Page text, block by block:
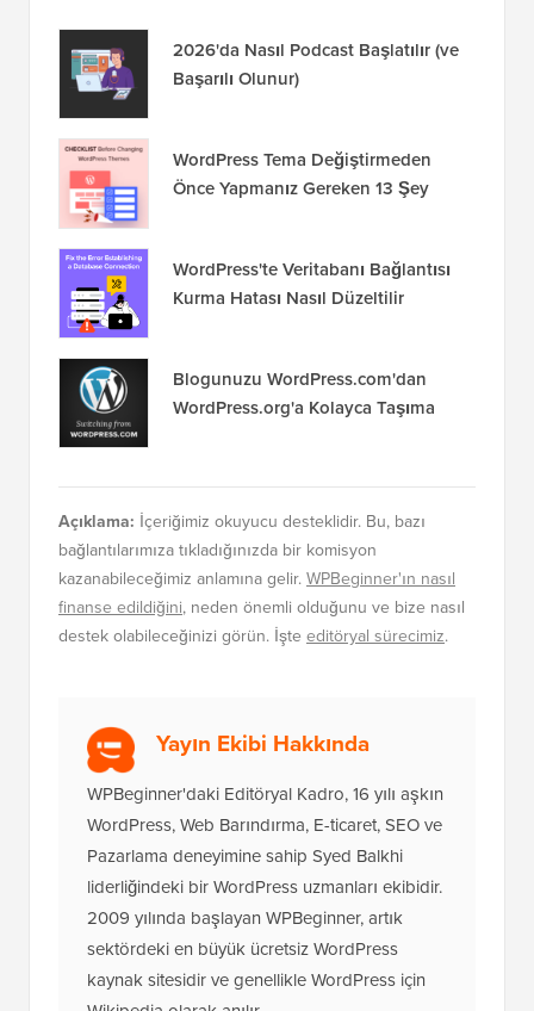
2026'da Nasıl Podcast Başlatılır (ve
Başarılı Olunur)
WordPress Tema Değiştirmeden
Önce Yapmanız Gereken 13 Şey
WordPress'te Veritabanı Bağlantısı
Kurma Hatası Nasıl Düzeltilir
Blogunuzu WordPress.com'dan
WordPress.org'a Kolayca Taşıma
Açıklama: İçeriğimiz okuyucu desteklidir. Bu, bazı
bağlantılarımıza tıkladığınızda bir komisyon
kazanabileceğimiz anlamına gelir. WPBeginner'ın nasıl
finanse edildiğini, neden önemli olduğunu ve bize nasıl
destek olabileceğinizi görün. İşte editöryal sürecimiz.
Yayın Ekibi Hakkında
WPBeginner'daki Editöryal Kadro, 16 yılı aşkın
WordPress, Web Barındırma, E-ticaret, SEO ve
Pazarlama deneyimine sahip Syed Balkhi
liderliğindeki bir WordPress uzmanları ekibidir.
2009 yılında başlayan WPBeginner, artık
sektördeki en büyük ücretsiz WordPress
kaynak sitesidir ve genellikle WordPress için